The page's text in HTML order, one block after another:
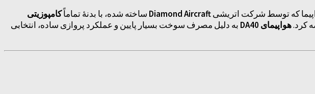
که توسط شرکت اتریشیDiamond Aircraft ساخته شده، با بدنهٔ تماماًکامپوزیتی
کرد.هواپیمای DA40
به دلیل مصرف سوخت بسیار پایین و عملکرد پروازی ساده، انتخابی